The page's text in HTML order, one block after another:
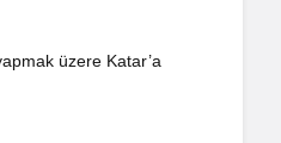
üzere Katar’a